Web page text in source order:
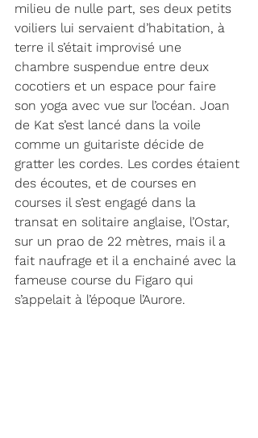
milieu de nulle part, ses deux petits
voiliers lui servaient d’habitation, à
terre il s’était improvisé une
chambre suspendue entre deux
cocotiers et un espace pour faire
son yoga avec vue sur l’océan. Joan
de Kat s’est lancé dans la voile
comme un guitariste décide de
gratter les cordes. Les cordes étaient
des écoutes, et de courses en
courses il s’est engagé dans la
transat en solitaire anglaise, l’Ostar,
sur un prao de 22 mètres, mais il a
fait naufrage et il a enchainé avec la
fameuse course du Figaro qui
s’appelait à l’époque l’Aurore.